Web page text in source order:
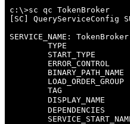
c:\>sc qc TokenBroker
[SC] QueryServiceConfig
SERVICE_NAME: TokenBroker
TYPE
START_TYPE
ERROR_CONTROL
BINARY_PATH_NAME
LOAD_ORDER_GROUP
TAG
DISPLAY_NAME
DEPENDENCIES